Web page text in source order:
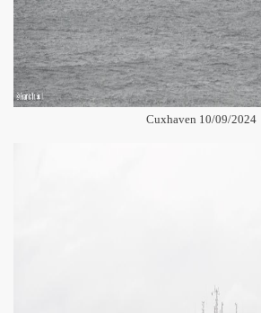
Cuxhaven 10/09/2024